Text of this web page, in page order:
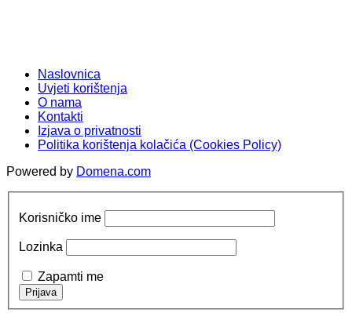
Naslovnica
Uvjeti korištenja
O nama
Kontakti
Izjava o privatnosti
Politika korištenja kolačića (Cookies Policy)
Powered by Domena.com
Korisničko ime
Lozinka
Zapamti me